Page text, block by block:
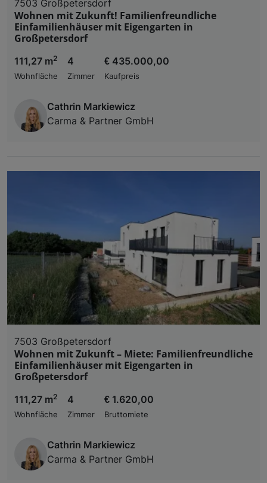
7503 Großpetersdorf
Wohnen mit Zukunft! Familienfreundliche
Einfamilienhäuser mit Eigengarten in
Großpetersdorf
111,27 m2
Wohnfläche
4
Zimmer
€ 435.000,00
Kaufpreis
Cathrin Markiewicz
Carma & Partner GmbH
7503 Großpetersdorf
Wohnen mit Zukunft – Miete: Familienfreundliche
Einfamilienhäuser mit Eigengarten in
Großpetersdorf
111,27 m2
Wohnfläche
4
Zimmer
€ 1.620,00
Bruttomiete
Cathrin Markiewicz
Carma & Partner GmbH